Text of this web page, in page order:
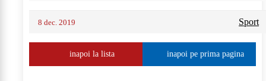
8 dec. 2019 Sport
inapoi la lista inapoi pe prima pagina